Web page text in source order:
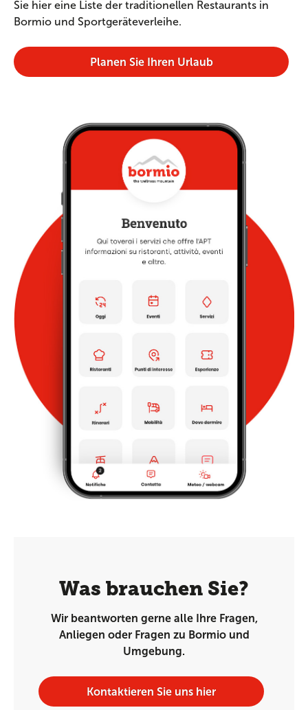
Sie hier eine Liste der traditionellen Restaurants in
Bormio und Sportgeräteverleihe.
Planen Sie Ihren Urlaub
Was brauchen Sie?
Wir beantworten gerne alle Ihre Fragen,
Anliegen oder Fragen zu Bormio und
Umgebung.
Kontaktieren Sie uns hier